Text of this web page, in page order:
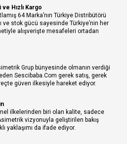
Hızlı Kargo
64 Marka’nın Türkiye Distribütörü
ve stok gücü sayesinde Türkiye’nin her
alışverişte mesafeleri ortadan
Grup bünyesinde olmanın verdiği
Sescibaba.Com gerek satış, gerek
güven ilkesiyle hareket ediyor.
ilkelerinden biri olan kalite, sadece
vizyonuyla geliştirilen bakış
yaklaşımı da ifade ediyor.